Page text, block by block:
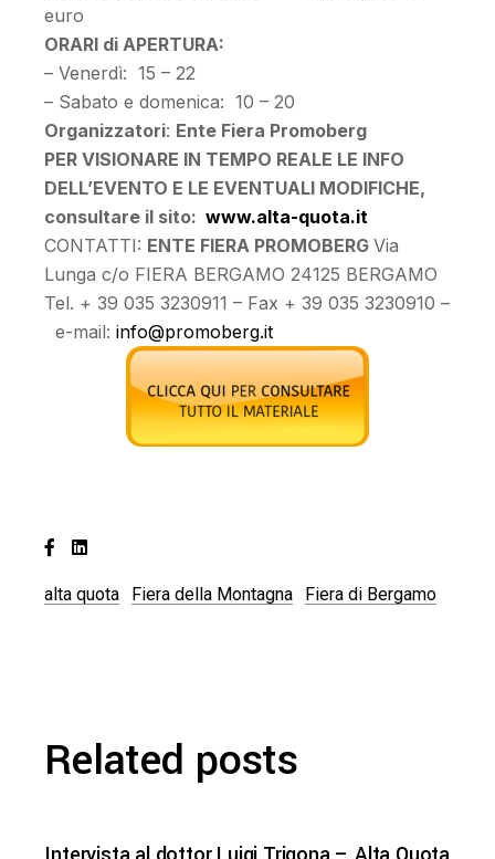
euro
ORARI di APERTURA:
– Venerdì: 15 – 22
– Sabato e domenica: 10 – 20
Organizzatori: Ente Fiera Promoberg
PER VISIONARE IN TEMPO REALE LE INFO
DELL’EVENTO E LE EVENTUALI MODIFICHE,
consultare il sito: www.alta-quota.it
CONTATTI: ENTE FIERA PROMOBERGVia
Lunga c/o FIERA BERGAMO 24125 BERGAMO
Tel. + 39 035 3230911 – Fax + 39 035 3230910 –
e-mail:info@promoberg.it
alta quota Fiera della Montagna Fiera di Bergamo
Related posts